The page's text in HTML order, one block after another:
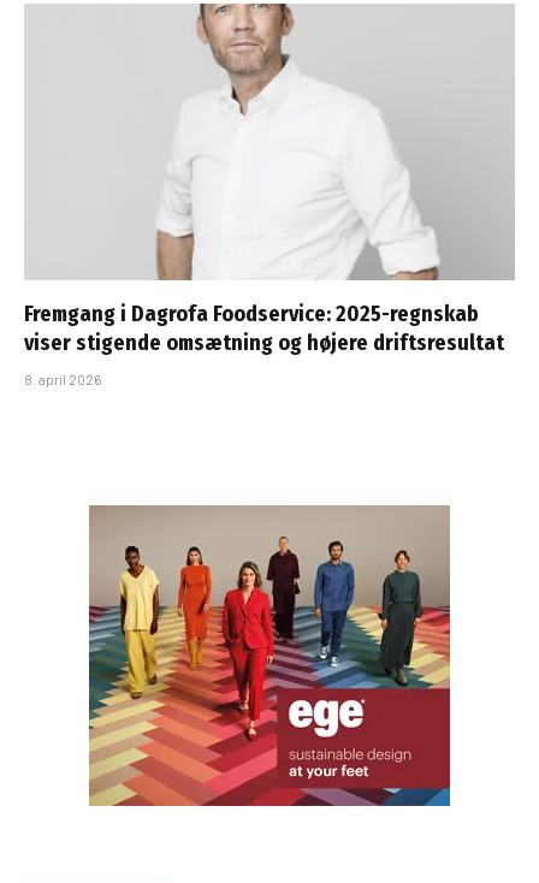
Fremgang i Dagrofa Foodservice: 2025-regnskab
viser stigende omsætning og højere driftsresultat
8. april 2026